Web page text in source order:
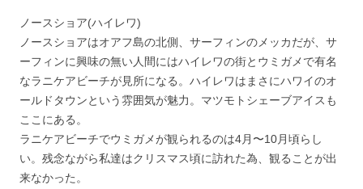
ノースショア(ハイレワ)
ノースショアはオアフ島の北側、サーフィンのメッカだが、サ
ーフィンに興味の無い人間にはハイレワの街とウミガメで有名
なラニケアビーチが見所になる。ハイレワはまさにハワイのオ
ールドタウンという雰囲気が魅力。マツモトシェーブアイスも
ここにある。
ラニケアビーチでウミガメが観られるのは4月〜10月頃らし
い。残念ながら私達はクリスマス頃に訪れた為、観ることが出
来なかった。